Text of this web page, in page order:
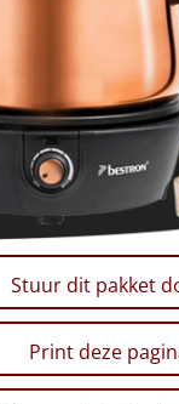
Stuur dit pakket
Print deze